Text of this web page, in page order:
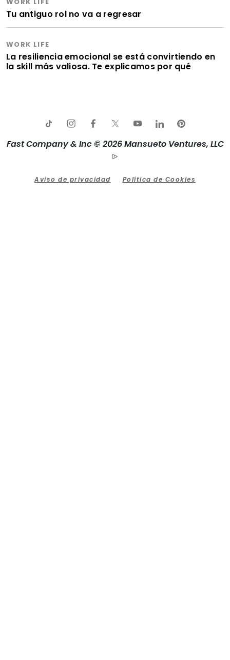
Tu antiguo rol no va a regresar
WORK LIFE
La resiliencia emocional se está convirtiendo en
la skill más valiosa. Te explicamos por qué
Fast Company & Inc © 2026 Mansueto Ventures, LLC
Aviso de privacidad Política de Cookies